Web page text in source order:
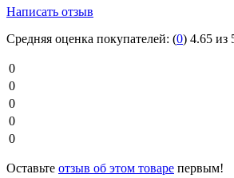
Написать отзыв
Средняя оценка покупателей: (0) 4.65 из
0
0
0
0
0
Оставьте отзыв об этом товаре первым!